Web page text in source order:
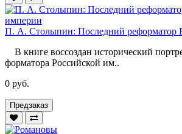
П. А. Столыпин: Последний реформатор
В книге воссоздан исторический
форматора Российской им..
0 руб.
Предзаказ